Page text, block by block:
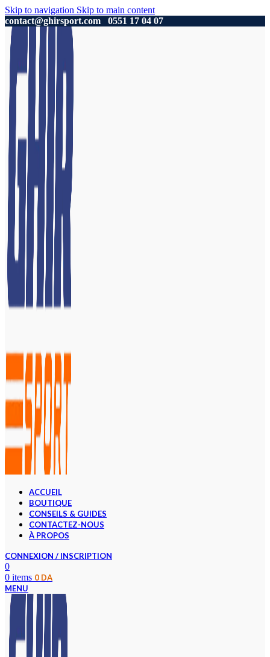
Skip to navigation Skip to main content
contact@ghirsport.com
0551 17 04 07
ACCUEIL
BOUTIQUE
CONSEILS & GUIDES
CONTACTEZ-NOUS
À PROPOS
CONNEXION / INSCRIPTION
0
0 items 0 DA
MENU